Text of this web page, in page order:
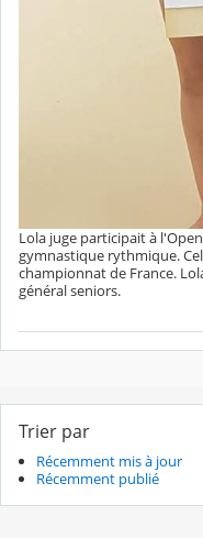
Lola juge participait à
gymnastique rythmique.
championnat de France.
général seniors.
Trier par
Récemment mis à jour
Récemment publié